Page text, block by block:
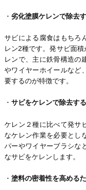
・ 劣化塗膜ケレンで除去
サビによる腐食はもちろ
レン2種です。発サビ面
レンで、主に鉄骨構造の
やワイヤーホイールなど
要するのが特徴です。
・ サビをケレンで除去す
ケレン２種に比べて発サ
なケレン作業を必要とし
パーやワイヤーブラシな
なサビをケレンします。
・ 塗料の密着性を高める